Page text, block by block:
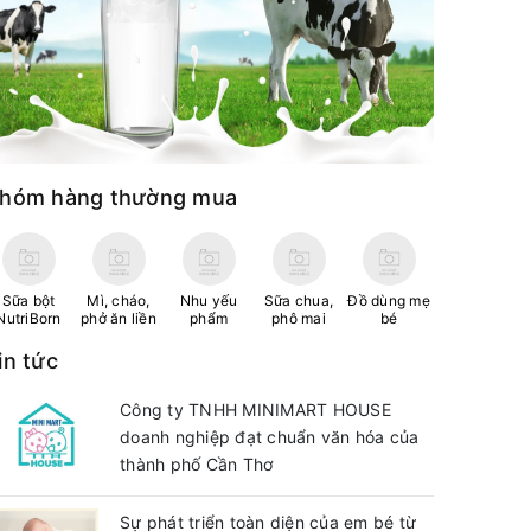
hàng thường mua
Sữa bột
Mì, cháo,
phở ăn liền
Nhu yếu
phẩm
Sữa chua,
phô mai
Đồ dùng mẹ
bé
tức
Công ty TNHH MINIMART HOUSE
doanh nghiệp đạt chuẩn văn hóa của
thành phố Cần Thơ
Sự phát triển toàn diện của em bé từ